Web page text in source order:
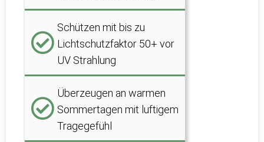
Schützen mit bis zu
Lichtschutzfaktor 50+ vor
UV Strahlung
Überzeugen an warmen
Sommertagen mit luftigem
Tragegefühl